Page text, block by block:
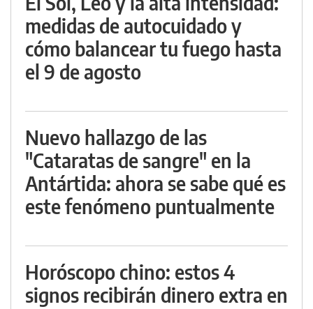
medidas de autocuidado y
cómo balancear tu fuego hasta
el 9 de agosto
Nuevo hallazgo de las
"Cataratas de sangre" en la
Antártida: ahora se sabe qué es
este fenómeno puntualmente
Horóscopo chino: estos 4
signos recibirán dinero extra en